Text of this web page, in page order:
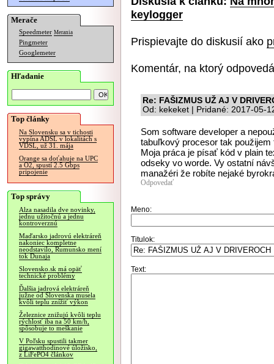
Merače
Speedmeter Merania
Pingmeter
Googlemeter
Hľadanie
Top články
Na Slovensku sa v tichosti
vypína ADSL v lokalitách s
VDSL, už 31. mája
Orange sa doťahuje na UPC
a O2, spustí 2.5 Gbps
pripojenie
Top správy
Alza nasadila dve novinky,
jednu užitočnú a jednu
kontroverznú
Maďarsko jadrovú elektráreň
nakoniec kompletne
neodstavilo, Rumunsko mení
tok Dunaja
Slovensko.sk má opäť
technické problémy
Ďalšia jadrová elektráreň
južne od Slovenska musela
kvôli teplu znížiť výkon
Železnice znižujú kvôli teplu
rýchlosť iba na 50 km/h,
spôsobuje to meškanie
V Poľsku spustili takmer
gigawatthodinové úložisko,
z LiFePO4 článkov
keylogger
Prispievajte do diskusií ako
Komentár, na ktorý
Re: FAŠIZMUS UŽ AJ V
Od: kekeket | Pridané: 2017-05-
Som software developer a
tabuľkový procesor tak
Moja práca je písať kód v plain
odseky vo worde. Vy ostatní
manažéri že robíte nejaké
Odpovedať
Meno:
Titulok:
Text: